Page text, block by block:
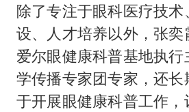
除了专注于眼科医疗技
设、人才培养以外，张
爱尔眼健康科普基地执
学传播专家团专家，还长
于开展眼健康科普工作，